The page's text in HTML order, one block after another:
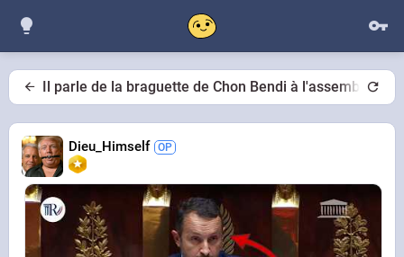
Il parle de la braguette de Chon Bendi à l'assemblée
Dieu_Himself